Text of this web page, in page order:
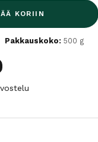
KORIIN
Pakkauskoko: 500 g